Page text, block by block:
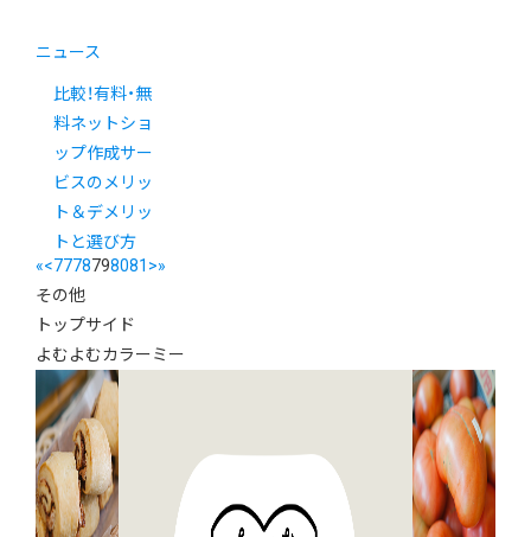
ニュース
比較！有料・無
料ネットショ
ップ作成サー
ビスのメリッ
ト＆デメリッ
トと選び方
«<7778798081 >»
その他
トップサイド
よむよむカラーミー